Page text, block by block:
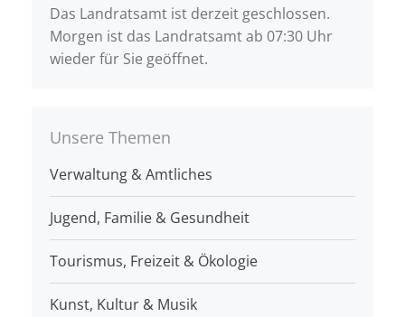
Das Landratsamt ist derzeit geschlossen.
Morgen ist das Landratsamt ab 07:30 Uhr
wieder für Sie geöffnet.
Unsere Themen
Verwaltung & Amtliches
Jugend, Familie & Gesundheit
Tourismus, Freizeit & Ökologie
Kunst, Kultur & Musik